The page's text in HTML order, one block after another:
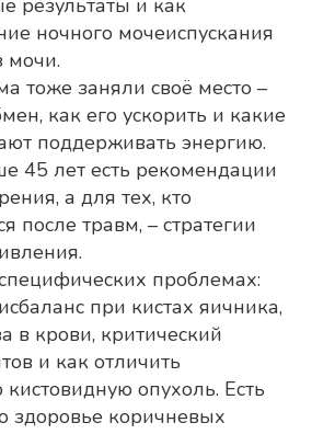
результаты и как
ночного мочеиспускания
мочи.
тоже заняли своё место –
как его ускорить и какие
поддерживать энергию.
45 лет есть рекомендации
а для тех, кто
после травм, – стратегии
проблемах:
при кистах яичника,
в крови, критический
и как отличить
опухоль. Есть
здоровье коричневых